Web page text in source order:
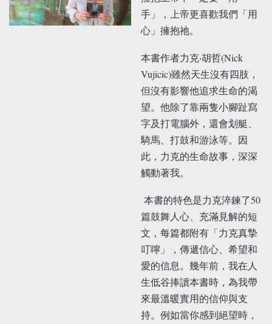
手」，上帝更喜歡我們「用
心」擁抱祂。
本書作者力克‧胡哲(Nick
Vujicic)雖然天生沒有四肢，
但沒有影響他追求生命的渴
望。他除了靠兩隻小腳趾寫
字及打電腦外，還會划艇、
騎馬、打鼓和游泳等。因
此，力克的生命故事，深深
觸動著我。
本書的特色是力克淬鍊了50
篇鼓舞人心、充滿見解的短
文，每篇都附有「力克真摯
叮嚀」，傳遞信心、希望和
愛的信息。幾年前，我在人
生低谷捧讀本書時，為我帶
來最溫暖實用的信仰與支
持。例如當你感到絕望時，